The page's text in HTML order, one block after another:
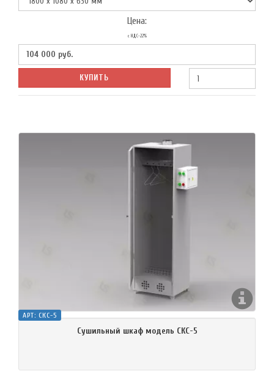
Цена:
с НДС-22%
104 000 руб.
КУПИТЬ
АРТ: СКС-5
Сушильный шкаф модель СКС-5